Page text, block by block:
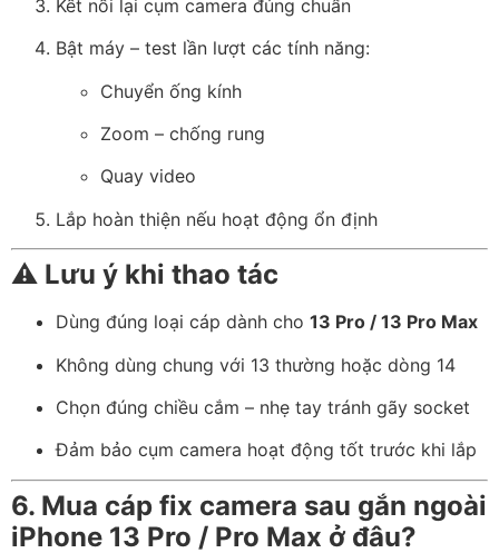
Kết nối lại cụm camera đúng chuẩn
Bật máy – test lần lượt các tính năng:
Chuyển ống kính
Zoom – chống rung
Quay video
Lắp hoàn thiện nếu hoạt động ổn định
⚠️ Lưu ý khi thao tác
Dùng đúng loại cáp dành cho 13 Pro / 13 Pro Max
Không dùng chung với 13 thường hoặc dòng 14
Chọn đúng chiều cắm – nhẹ tay tránh gãy socket
Đảm bảo cụm camera hoạt động tốt trước khi lắp
6. Mua cáp fix camera sau gắn ngoài
iPhone 13 Pro / Pro Max ở đâu?